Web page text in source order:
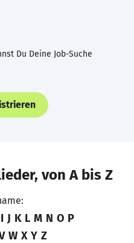
Du Deine Job-Suche
von A bis Z
I J K L M N O P
W X Y Z